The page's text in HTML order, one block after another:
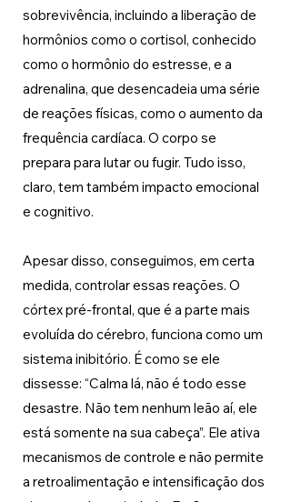
sobrevivência, incluindo a liberação de
hormônios como o cortisol, conhecido
como o hormônio do estresse, e a
adrenalina, que desencadeia uma série
de reações físicas, como o aumento da
frequência cardíaca. O corpo se
prepara para lutar ou fugir. Tudo isso,
claro, tem também impacto emocional
e cognitivo.
Apesar disso, conseguimos, em certa
medida, controlar essas reações. O
córtex pré-frontal, que é a parte mais
evoluída do cérebro, funciona como um
sistema inibitório. É como se ele
dissesse: “Calma lá, não é todo esse
desastre. Não tem nenhum leão aí, ele
está somente na sua cabeça”. Ele ativa
mecanismos de controle e não permite
a retroalimentação e intensificação dos